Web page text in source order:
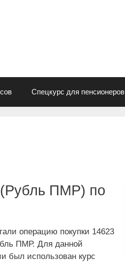
Спецкурс для пенсионеров
(Рубль ПМР) по
операцию покупки 14623
ПМР. Для данной
был использован курс